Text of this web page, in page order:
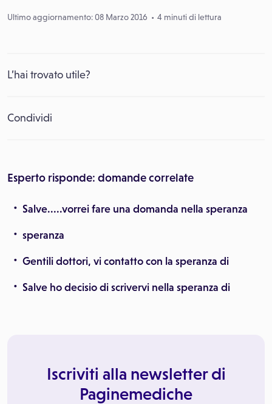
Ultimo aggiornamento: 08 Marzo 2016 4 minuti di lettura
L’hai trovato utile?
Condividi
Esperto risponde: domande correlate
Salve.....vorrei fare una domanda nella speranza
speranza
Gentili dottori, vi contatto con la speranza di
Salve ho decisio di scrivervi nella speranza di
Iscriviti alla newsletter di
Paginemediche